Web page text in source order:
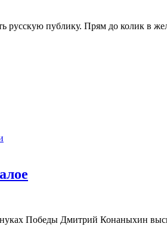
публику. Прям до колик в
Победы Дмитрий Конаныхин